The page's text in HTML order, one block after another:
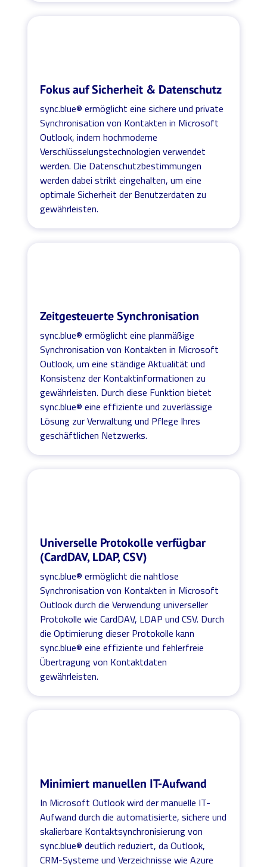
Fokus auf Sicherheit & Datenschutz
sync.blue® ermöglicht eine sichere und private
Synchronisation von Kontakten in Microsoft
Outlook, indem hochmoderne
Verschlüsselungstechnologien verwendet
werden. Die Datenschutzbestimmungen
werden dabei strikt eingehalten, um eine
optimale Sicherheit der Benutzerdaten zu
gewährleisten.
Zeitgesteuerte Synchronisation
sync.blue® ermöglicht eine planmäßige
Synchronisation von Kontakten in Microsoft
Outlook, um eine ständige Aktualität und
Konsistenz der Kontaktinformationen zu
gewährleisten. Durch diese Funktion bietet
sync.blue® eine effiziente und zuverlässige
Lösung zur Verwaltung und Pflege Ihres
geschäftlichen Netzwerks.
Universelle Protokolle verfügbar
(CardDAV, LDAP, CSV)
sync.blue® ermöglicht die nahtlose
Synchronisation von Kontakten in Microsoft
Outlook durch die Verwendung universeller
Protokolle wie CardDAV, LDAP und CSV. Durch
die Optimierung dieser Protokolle kann
sync.blue® eine effiziente und fehlerfreie
Übertragung von Kontaktdaten
gewährleisten.
Minimiert manuellen IT-Aufwand
In Microsoft Outlook wird der manuelle IT-
Aufwand durch die automatisierte, sichere und
skalierbare Kontaktsynchronisierung von
sync.blue® deutlich reduziert, da Outlook,
CRM-Systeme und Verzeichnisse wie Azure